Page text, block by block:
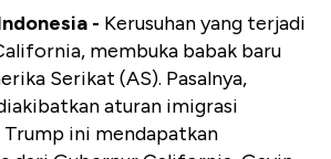
- Kerusuhan yang terjadi
membuka babak baru
Serikat (AS). Pasalnya,
aturan imigrasi
Trump ini mendapatkan